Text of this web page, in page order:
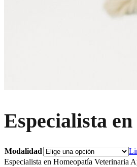
Especialista
Modalidad
Especialista en Homeopatía Veterinaria